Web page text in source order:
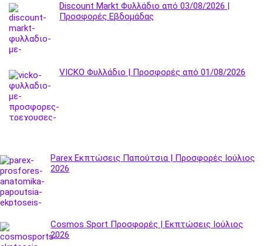
Discount Markt Φυλλάδιο από 03/08/2026 |
Προσφορές Εβδομάδας
VICKO Φυλλάδιο | Προσφορές από 01/08/2026
Parex Εκπτώσεις Παπούτσια | Προσφορές Ιούλιος
2026
Cosmos Sport Προσφορές | Εκπτώσεις Ιούλιος
2026